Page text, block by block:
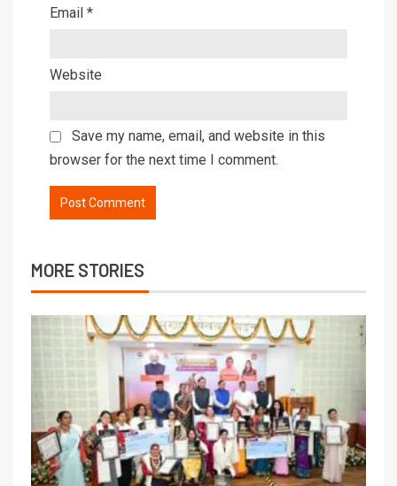
Email *
Website
Save my name, email, and website in this
browser for the next time I comment.
MORE STORIES